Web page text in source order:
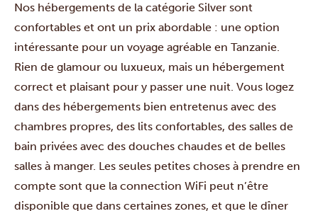
Nos hébergements de la catégorie Silver sont
confortables et ont un prix abordable : une option
intéressante pour un voyage agréable en Tanzanie.
Rien de glamour ou luxueux, mais un hébergement
correct et plaisant pour y passer une nuit. Vous logez
dans des hébergements bien entretenus avec des
chambres propres, des lits confortables, des salles de
bain privées avec des douches chaudes et de belles
salles à manger. Les seules petites choses à prendre en
compte sont que la connection WiFi peut n’être
disponible que dans certaines zones, et que le dîner